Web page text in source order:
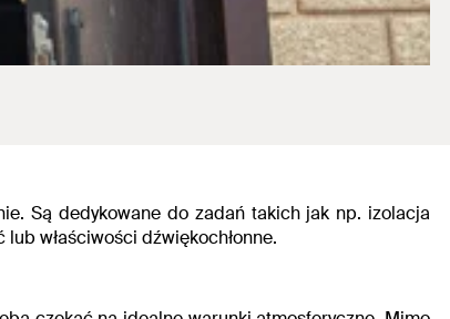
. Są dedykowane do zadań takich jak np. izolacja
właściwości dźwiękochłonne.